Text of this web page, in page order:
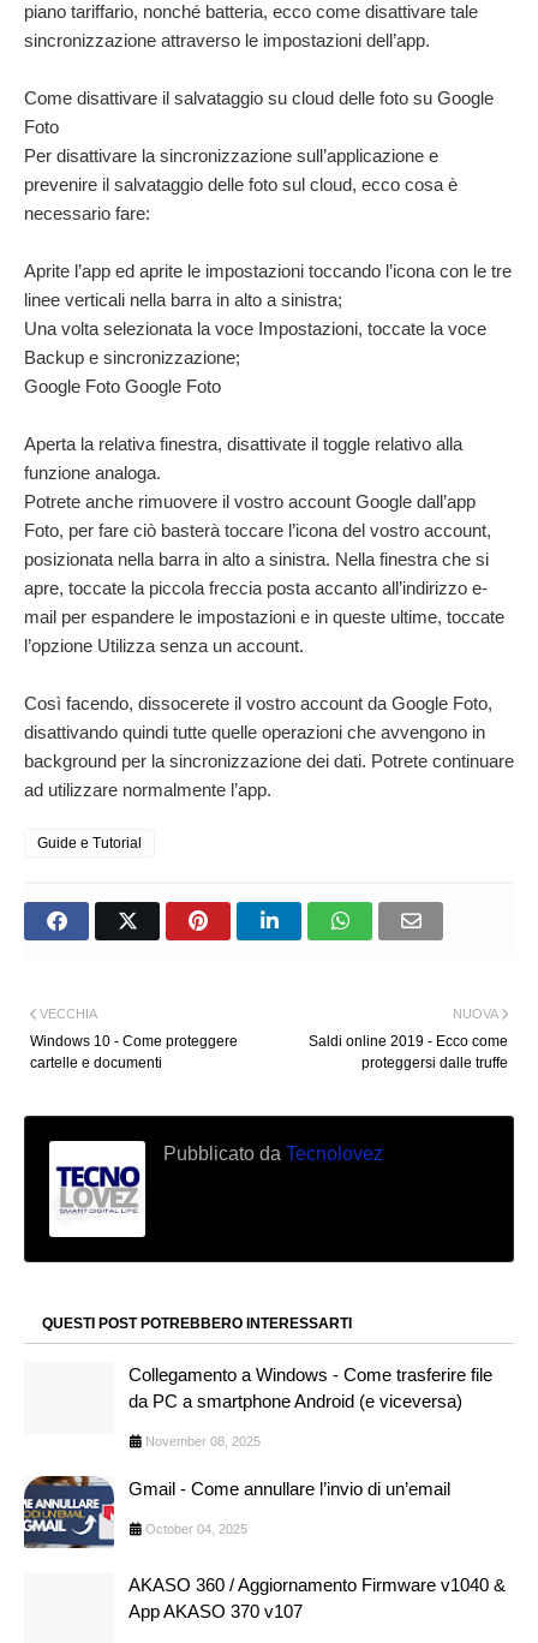
piano tariffario, nonché batteria, ecco come disattivare tale
sincronizzazione attraverso le impostazioni dell’app.
Come disattivare il salvataggio su cloud delle foto su Google
Foto
Per disattivare la sincronizzazione sull’applicazione e
prevenire il salvataggio delle foto sul cloud, ecco cosa è
necessario fare:
Aprite l’app ed aprite le impostazioni toccando l’icona con le tre
linee verticali nella barra in alto a sinistra;
Una volta selezionata la voce Impostazioni, toccate la voce
Backup e sincronizzazione;
Google Foto Google Foto
Aperta la relativa finestra, disattivate il toggle relativo alla
funzione analoga.
Potrete anche rimuovere il vostro account Google dall’app
Foto, per fare ciò basterà toccare l’icona del vostro account,
posizionata nella barra in alto a sinistra. Nella finestra che si
apre, toccate la piccola freccia posta accanto all’indirizzo e-
mail per espandere le impostazioni e in queste ultime, toccate
l’opzione Utilizza senza un account.
Così facendo, dissocerete il vostro account da Google Foto,
disattivando quindi tutte quelle operazioni che avvengono in
background per la sincronizzazione dei dati. Potrete continuare
ad utilizzare normalmente l’app.
Guide e Tutorial
NUOVA
Saldi online 2019 - Ecco come
proteggersi dalle truffe
VECCHIA
Windows 10 - Come proteggere
cartelle e documenti
Pubblicato da Tecnolovez
QUESTI POST POTREBBERO INTERESSARTI
Collegamento a Windows - Come trasferire file
da PC a smartphone Android (e viceversa)
November 08, 2025
Gmail - Come annullare l’invio di un’email
October 04, 2025
AKASO 360 / Aggiornamento Firmware v1040 &
App AKASO 370 v107